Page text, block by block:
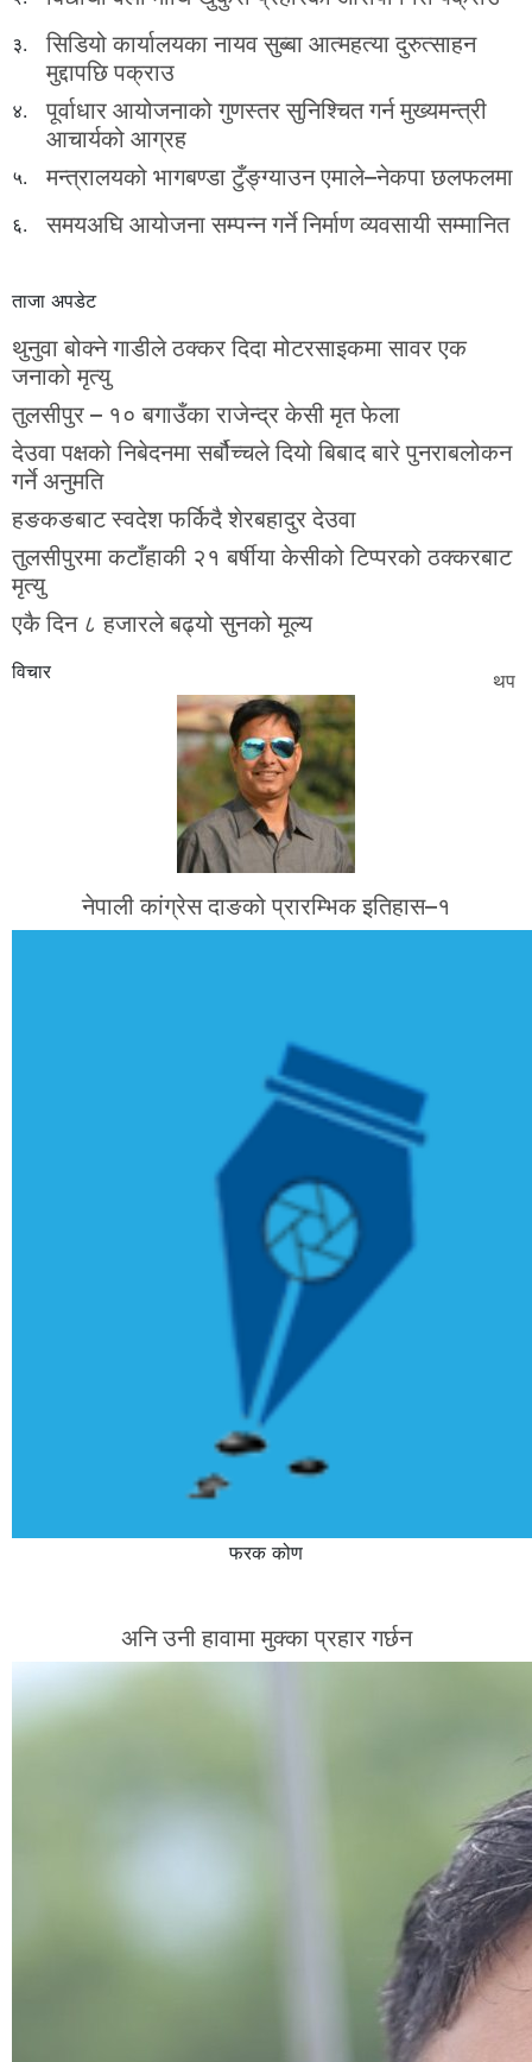
३.
सिडियो कार्यालयका नायव सुब्बा आत्महत्या दुरुत्साहन
मुद्दापछि पक्राउ
४.
पूर्वाधार आयोजनाको गुणस्तर सुनिश्चित गर्न मुख्यमन्त्री
आचार्यको आग्रह
५. मन्त्रालयको भागबण्डा टुँङ्ग्याउन एमाले–नेकपा छलफलमा
६. समयअघि आयोजना सम्पन्न गर्ने निर्माण व्यवसायी सम्मानित
ताजा अपडेट
थुनुवा बोक्ने गाडीले ठक्कर दिदा मोटरसाइकमा सावर एक
जनाको मृत्यु
तुलसीपुर – १० बगाउँका राजेन्द्र केसी मृत फेला
देउवा पक्षको निबेदनमा सर्बौच्चले दियो बिबाद बारे पुनराबलोकन
गर्ने अनुमति
हङकङबाट स्वदेश फर्किदै शेरबहादुर देउवा
तुलसीपुरमा कटाँहाकी २१ बर्षीया केसीको टिप्परको ठक्करबाट
मृत्यु
एकै दिन ८ हजारले बढ्यो सुनको मूल्य
विचार थप
नेपाली कांग्रेस दाङको प्रारम्भिक इतिहास–१
फरक कोण
अनि उनी हावामा मुक्का प्रहार गर्छन